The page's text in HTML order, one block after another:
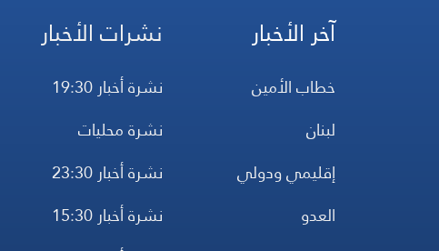
آخر الأخبار
خطاب الأمين
لبنان
إقليمي ودولي
العدو
نشرات الأخبار
نشرة أخبار 19:30
نشرة محليات
نشرة أخبار 23:30
نشرة أخبار 15:30